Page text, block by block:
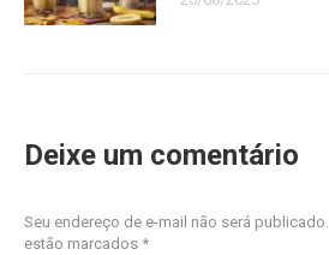
Deixe um comentário
Seu endereço de e-mail não será
estão marcados *